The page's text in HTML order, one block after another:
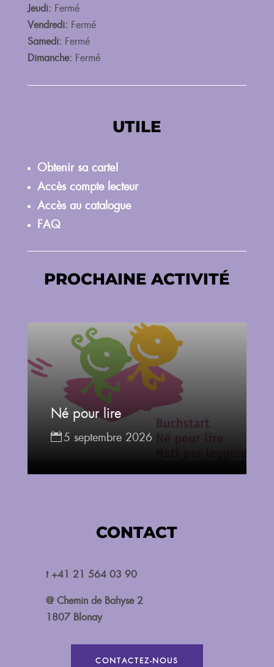
Jeudi: Fermé
Vendredi: Fermé
Samedi: Fermé
Dimanche: Fermé
UTILE
Obtenir sa carte!
Accès compte lecteur
Accès au catalogue
FAQ
PROCHAINE ACTIVITÉ
Né pour lire
5 septembre 2026
CONTACT
t +41 21 564 03 90
@ Chemin de Bahyse 2
1807 Blonay
CONTACTEZ-NOUS